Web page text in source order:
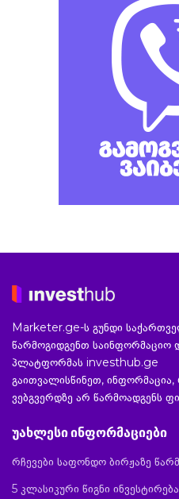
Marketer.ge-ს გუნდი
წარმოგიდგენთ საინფორმაციო
პლატფორმას investhub.ge
გაითვალისწინეთ,
ვებგვერდზე არ წარმოადგენს
უახლესი ინფორმაციები
რჩევები საფონდო ბირჟაზე
5 კლასიკური წიგნი